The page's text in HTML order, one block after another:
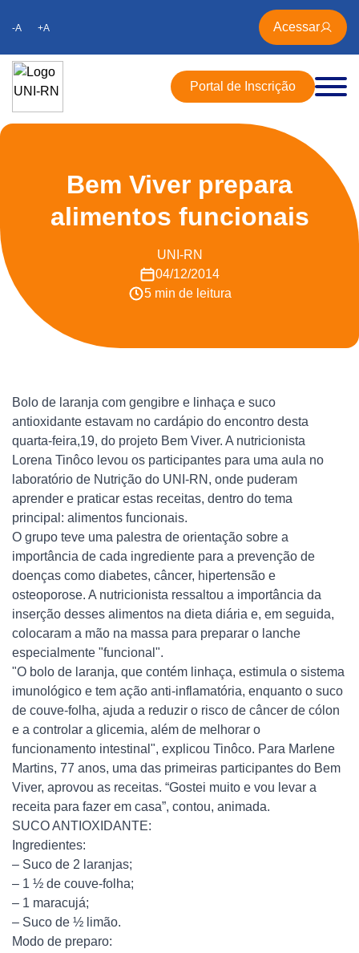
-A +A Acessar
Portal de Inscrição
Bem Viver prepara
alimentos funcionais
UNI-RN
04/12/2014
5 min de leitura
Bolo de laranja com gengibre e linhaça e suco
antioxidante estavam no cardápio do encontro desta
quarta-feira,19, do projeto Bem Viver. A nutricionista
Lorena Tinôco levou os participantes para uma aula no
laboratório de Nutrição do UNI-RN, onde puderam
aprender e praticar estas receitas, dentro do tema
principal: alimentos funcionais.
O grupo teve uma palestra de orientação sobre a
importância de cada ingrediente para a prevenção de
doenças como diabetes, câncer, hipertensão e
osteoporose. A nutricionista ressaltou a importância da
inserção desses alimentos na dieta diária e, em seguida,
colocaram a mão na massa para preparar o lanche
especialmente "funcional".
"O bolo de laranja, que contém linhaça, estimula o sistema
imunológico e tem ação anti-inflamatória, enquanto o suco
de couve-folha, ajuda a reduzir o risco de câncer de cólon
e a controlar a glicemia, além de melhorar o
funcionamento intestinal", explicou Tinôco. Para Marlene
Martins, 77 anos, uma das primeiras participantes do Bem
Viver, aprovou as receitas. “Gostei muito e vou levar a
receita para fazer em casa”, contou, animada.
SUCO ANTIOXIDANTE:
Ingredientes:
– Suco de 2 laranjas;
– 1 ½ de couve-folha;
– 1 maracujá;
– Suco de ½ limão.
Modo de preparo: